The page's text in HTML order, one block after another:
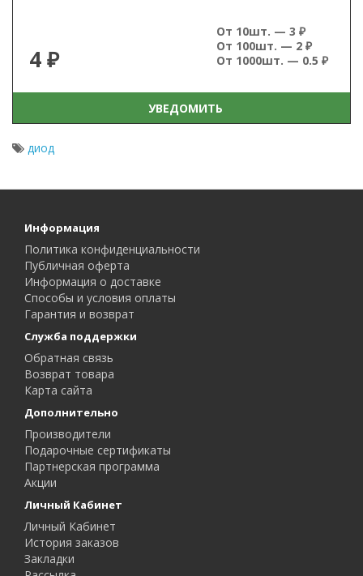
4 ₽
От 10шт. — 3 ₽
От 100шт. — 2 ₽
От 1000шт. — 0.5 ₽
УВЕДОМИТЬ
диод
Информация
Политика конфиденциальности
Публичная оферта
Информация о доставке
Способы и условия оплаты
Гарантия и возврат
Служба поддержки
Обратная связь
Возврат товара
Карта сайта
Дополнительно
Производители
Подарочные сертификаты
Партнерская программа
Акции
Личный Кабинет
Личный Кабинет
История заказов
Закладки